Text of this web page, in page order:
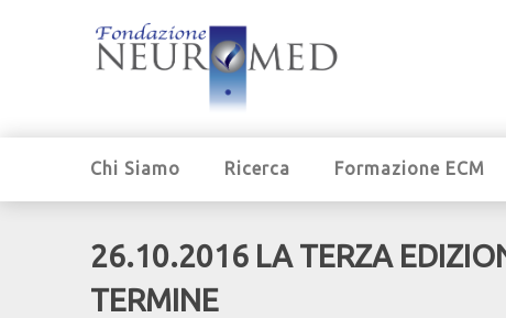
Chi Siamo Ricerca Formazione ECM
26.10.2016 LA TERZA
TERMINE